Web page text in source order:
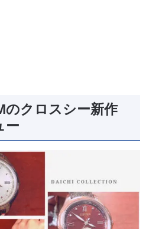
のクロスシー新作
ー